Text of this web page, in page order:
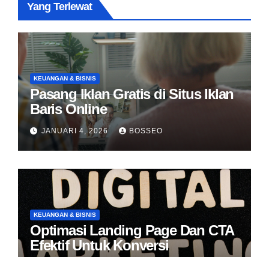
Yang Terlewat
KEUANGAN & BISNIS
Pasang Iklan Gratis di Situs Iklan
Baris Online
JANUARI 4, 2026 BOSSEO
KEUANGAN & BISNIS
Optimasi Landing Page Dan CTA
Efektif Untuk Konversi